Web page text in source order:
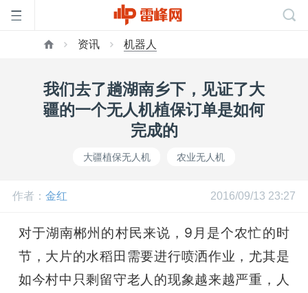
页
网
资讯 机器人
我们去了趟湖南乡下，见证了大
疆的一个无人机植保订单是如何
完成的
大疆植保无人机 农业无人机
作者： 金红 2016/09/13 23:27
对于湖南郴州的村民来说，9月是个农忙的时
节，大片的水稻田需要进行喷洒作业，尤其是
如今村中只剩留守老人的现象越来越严重，人